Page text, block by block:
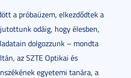
a próbaüzem, elkezdődtek a
odáig, hogy élesben,
dolgozzunk – mondta
az SZTE Optikai és
egyetemi tanára, a